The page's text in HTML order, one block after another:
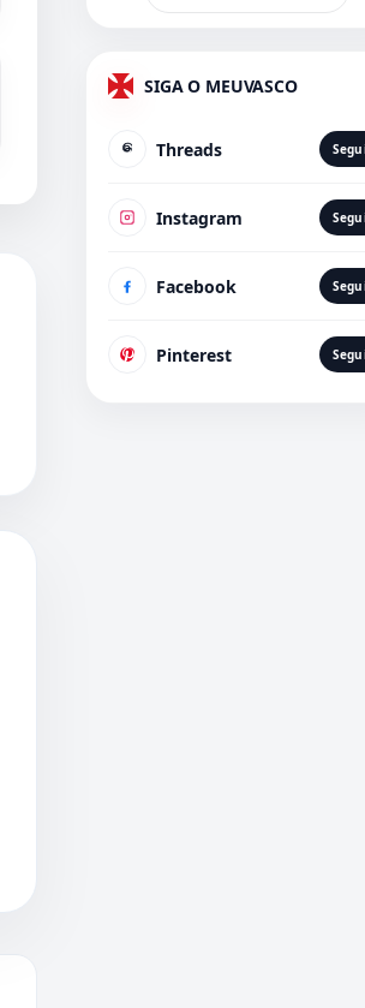
SIGA O MEUVASCO
Threads
Instagram
Facebook
Pinterest